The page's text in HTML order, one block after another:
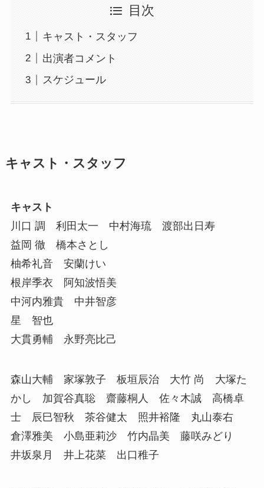
目次
キャスト・スタッフ
出演者コメント
スケジュール
キャスト・スタッフ
キャスト
川口 調 利田太一 中村海琉 渡部出日寿
益岡 徹 橋本さとし
柚希礼音 安蘭けい
根岸季衣 阿知波悟美
中河内雅貴 中井智彦
星 智也
大貫勇輔 永野亮比己
森山大輔 家塚敦子 板垣辰治 大竹 尚 大塚た
かし 加賀谷真聡 齋藤桐人 佐々木誠 高橋卓
士 辰巳智秋 茶谷健太 照井裕隆 丸山泰右
倉澤雅美 小島亜莉沙 竹内晶美 藤咲みどり
井坂泉月 井上花菜 出口稚子